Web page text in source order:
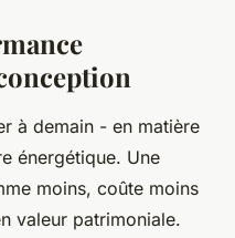
à demain - en matière
énergétique. Une
moins, coûte moins
valeur patrimoniale.